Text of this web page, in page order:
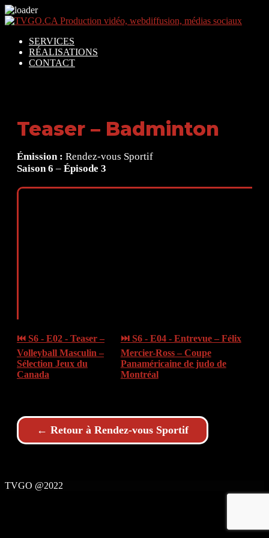
SERVICES
RÉALISATIONS
CONTACT
Teaser – Badminton
Émission : Rendez-vous Sportif
Saison 6 – Épisode 3
⏮ S6 - E02 - Teaser –
Volleyball Masculin –
Sélection Jeux du
Canada
⏭ S6 - E04 - Entrevue – Félix
Mercier-Ross – Coupe
Panaméricaine de judo de
Montréal
← Retour à Rendez-vous Sportif
TVGO @2022